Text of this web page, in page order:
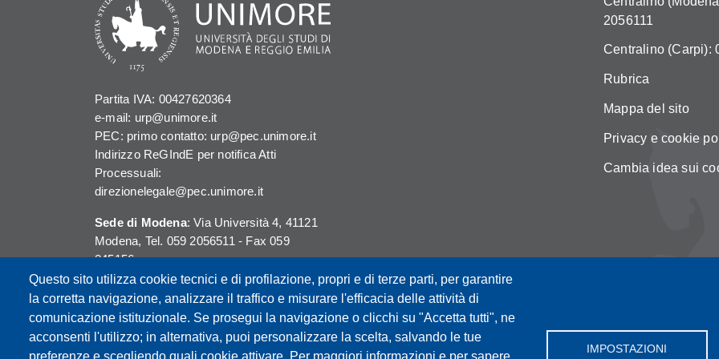
Questo sito utilizza cookie tecnici e di profilazione, propri e di terze parti, per garantire
la corretta navigazione, analizzare il traffico e misurare l'efficacia delle attività di
comunicazione istituzionale. Se prosegui la navigazione o clicchi su "Accetta tutti", ne
acconsenti l'utilizzo; in alternativa, puoi personalizzare la scelta, salvando le tue
IMPOSTAZIONI
Partita IVA: 00427620364
e-mail: urp@unimore.it
PEC: primo contatto: urp@pec.unimore.it
Indirizzo ReGIndE per notifica Atti
Processuali:
direzionelegale@pec.unimore.it
Sede di Modena: Via Università 4, 41121
Modena, Tel. 059 2056511 - Fax 059
245156
Sede di Reggio Emilia
: Viale A. Allegri 9,
42121 Reggio Emilia, Tel. 0522 523041 -
2056111
Centralino (Carpi):
Rubrica
Mappa del sito
Privacy e cookie
Cambia idea sui